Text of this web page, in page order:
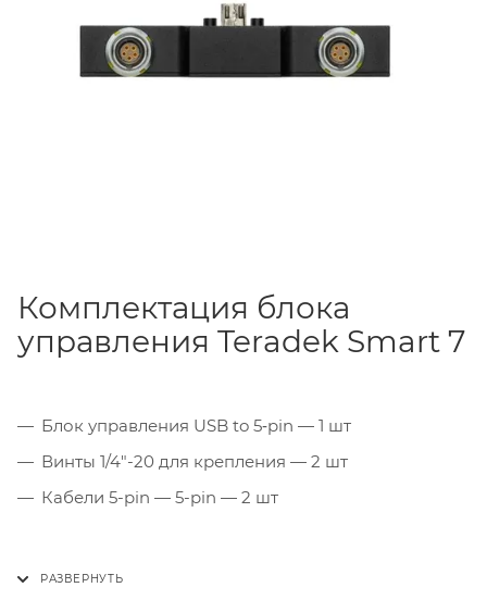
Комплектация блока
управления Teradek Smart 7
Блок управления USB to 5‑pin — 1 шт
Винты 1/4"-20 для крепления — 2 шт
Кабели 5-pin — 5-pin — 2 шт